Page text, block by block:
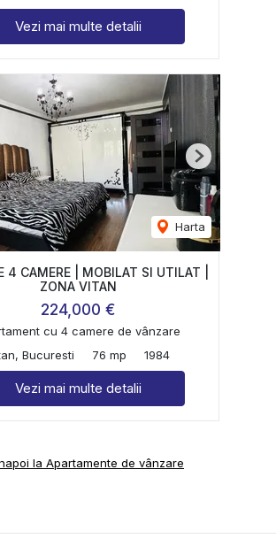
Vezi mai multe detalii
Harta
Next
4 CAMERE | MOBILAT SI UTILAT |
ZONA VITAN
224,000 €
cu 4 camere de vânzare
Bucuresti
76 mp 1984
Vezi mai multe detalii
la Apartamente de vânzare